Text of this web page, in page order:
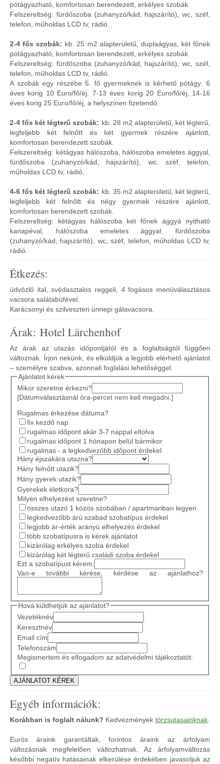
pótágyazható, komfortosan berendezett, erkélyes szobák.
Felszereltség: fürdőszoba (zuhanyzó/kád, hajszárító), wc, széf,
telefon, műholdas LCD tv, rádió.
2-4 fős szobák: kb. 25 m2 alapterületű, duplaágyas, két főnek
pótágyazható, komfortosan berendezett, erkélyes szobák.
Felszereltség: fürdőszoba (zuhanyzó/kád, hajszárító), wc, széf,
telefon, műholdas LCD tv, rádió.
A szobák egy részébe 5. fő gyermeknek is kérhető pótágy: 6
éves korig 10 Euro/fő/éj, 7-13 éves korig 20 Euro/fő/éj, 14-16
éves korig 25 Euro/fő/éj, a helyszínen fizetendő.
2-4 fős két légterű szobák: kb. 28 m2 alapterületű, két légterű,
legfeljebb két felnőtt és két gyermek részére ajánlott,
komfortosan berendezett szobák.
Felszereltség: kétágyas hálószoba, hálószoba emeletes ággyal,
fürdőszoba (zuhanyzó/kád, hajszárító), wc, széf, telefon,
műholdas LCD tv, rádió.
4-6 fős két légterű szobák: kb. 35 m2 alapterületű, két légterű,
legfeljebb két felnőtt és négy gyermek részére ajánlott,
komfortosan berendezett szobák.
Felszereltség: kétágyas hálószoba két főnek ággyá nyitható
kanapéval, hálószoba emeletes ággyal, fürdőszoba
(zuhanyzó/kád, hajszárító), wc, széf, telefon, műholdas LCD tv,
rádió.
Étkezés:
üdvözlő ital, svédasztalos reggeli, 4 fogásos menüválasztásos
vacsora salátabüfével.
Karácsonyi és szilveszteri ünnepi gálavacsora.
Árak: Hotel Lärchenhof
Az árak az utazás időpontjától és a foglaltságtól függően
változnak. Írjon nekünk, és elküldjük a legjobb elérhető ajánlatot
– személyre szabva, azonnali foglalási lehetőséggel.
Ajánlatot kérek
Mikor szeretne érkezni?
[Dátumválasztásnál óra-percet nem kell megadni.]
Rugalmas érkezése dátuma?
fix kezdő nap
rugalmas időpont akár 3-7 nappal eltolva
rugalmas időpont 1 hónapon belül bármikor
rugalmas - a legkedvezőbb időpont érdekel
Hány éjszakára utazna?
Hány felnőtt utazik?
Hány gyerek utazik?
Gyerekek életkora?
Milyen elhelyezést szeretne?
összes utazó 1 közös szobában / apartmanban legyen
legkedvezőbb árú szabad szobatípus érdekel
legjobb ár-érték arányú elhelyezés érdekel
több szobatípusra is kérek ajánlatot
kizárólag erkélyes szoba érdekel
kizárólag két légterű családi szoba érdekel
Ezt a szobatípust kérem:
Van-e további kérése, kérdése az ajánlathoz?
Hová küldhetjük az ajánlatot?
Vezetéknév
Keresztnév
Email cím
Telefonszám
Megismertem és elfogadom az adatvédelmi tájékoztatót:
Egyéb információk:
Korábban is foglalt nálunk? Kedvezmények törzsutasainknak.
Eurós áraink garantáltak, forintos áraink az árfolyam
változásnak megfelelően változhatnak. Az árfolyamváltozás
későbbi negatív hatásainak elkerülése érdekében javasoljuk az